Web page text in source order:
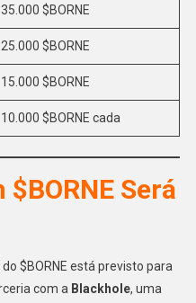
35.000 $BORNE
25.000 $BORNE
15.000 $BORNE
10.000 $BORNE cada
Será
do $BORNE está previsto para
com a Blackhole, uma